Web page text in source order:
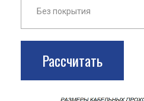
Рассчитать